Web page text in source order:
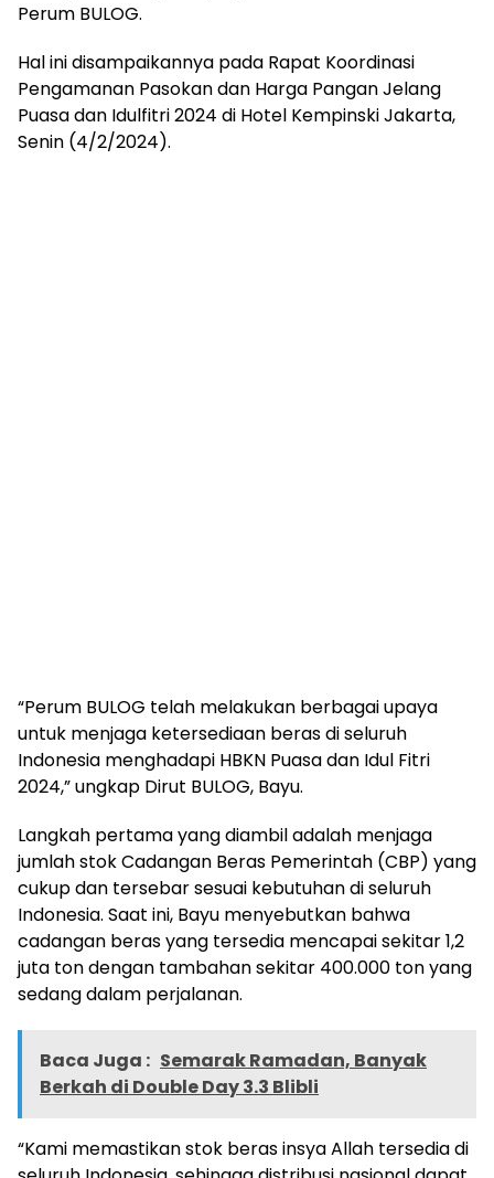
Perum BULOG.
Hal ini disampaikannya pada Rapat Koordinasi
Pengamanan Pasokan dan Harga Pangan Jelang
Puasa dan Idulfitri 2024 di Hotel Kempinski Jakarta,
Senin (4/2/2024).
“Perum BULOG telah melakukan berbagai upaya
untuk menjaga ketersediaan beras di seluruh
Indonesia menghadapi HBKN Puasa dan Idul Fitri
2024,” ungkap Dirut BULOG, Bayu.
Langkah pertama yang diambil adalah menjaga
jumlah stok Cadangan Beras Pemerintah (CBP) yang
cukup dan tersebar sesuai kebutuhan di seluruh
Indonesia. Saat ini, Bayu menyebutkan bahwa
cadangan beras yang tersedia mencapai sekitar 1,2
juta ton dengan tambahan sekitar 400.000 ton yang
sedang dalam perjalanan.
Baca Juga : Semarak Ramadan, Banyak
Berkah di Double Day 3.3 Blibli
“Kami memastikan stok beras insya Allah tersedia di